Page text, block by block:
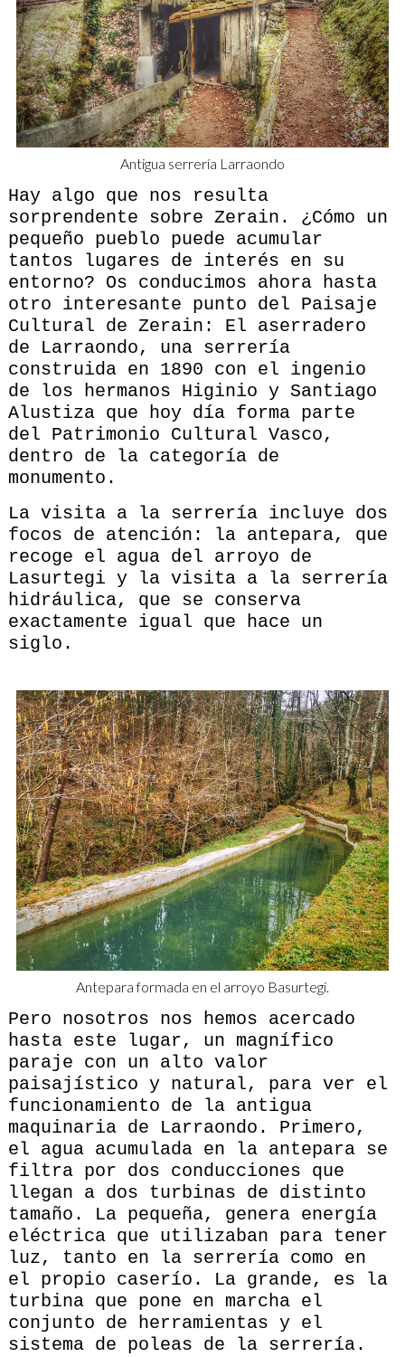
Antigua serrería Larraondo
Hay algo que nos resulta
sorprendente sobre Zerain. ¿Cómo un
pequeño pueblo puede acumular
tantos lugares de interés en su
entorno? Os conducimos ahora hasta
otro interesante punto del Paisaje
Cultural de Zerain: El aserradero
de Larraondo, una serrería
construida en 1890 con el ingenio
de los hermanos Higinio y Santiago
Alustiza que hoy día forma parte
del Patrimonio Cultural Vasco,
dentro de la categoría de
monumento.
La visita a la serrería incluye dos
focos de atención: la antepara, que
recoge el agua del arroyo de
Lasurtegi y la visita a la serrería
hidráulica, que se conserva
exactamente igual que hace un
siglo.
Antepara formada en el arroyo Basurtegi.
Pero nosotros nos hemos acercado
hasta este lugar, un magnífico
paraje con un alto valor
paisajístico y natural, para ver el
funcionamiento de la antigua
maquinaria de Larraondo. Primero,
el agua acumulada en la antepara se
filtra por dos conducciones que
llegan a dos turbinas de distinto
tamaño. La pequeña, genera energía
eléctrica que utilizaban para tener
luz, tanto en la serrería como en
el propio caserío. La grande, es la
turbina que pone en marcha el
conjunto de herramientas y el
sistema de poleas de la serrería.